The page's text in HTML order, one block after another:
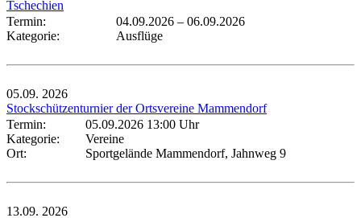
Tschechien
Termin:
04.09.2026 – 06.09.2026
Kategorie:
Ausflüge
05.09. 2026
Stockschützenturnier der Ortsvereine Mammendorf
Termin:
05.09.2026 13:00 Uhr
Kategorie:
Vereine
Ort:
Sportgelände Mammendorf, Jahnweg 9
13.09. 2026